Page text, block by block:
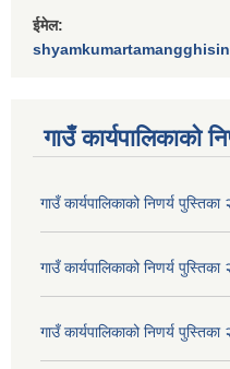
ईमेल:
गाउँ कार्यपालिकाकाे
गाउँ कार्यपालिकाको निणर्य
गाउँ कार्यपालिकाको निणर्य
गाउँ कार्यपालिकाको निणर्य